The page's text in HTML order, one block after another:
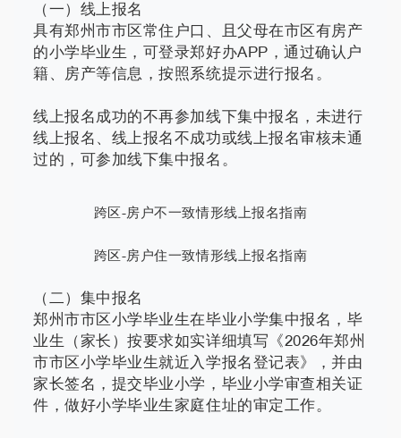
（一）线上报名
具有郑州市市区常住户口、且父母在市区有房产
的小学毕业生，可登录郑好办APP，通过确认户
籍、房产等信息，按照系统提示进行报名。
线上报名成功的不再参加线下集中报名，未进行
线上报名、线上报名不成功或线上报名审核未通
过的，可参加线下集中报名。
跨区-房户不一致情形线上报名指南
跨区-房户住一致情形线上报名指南
（二）集中报名
郑州市市区小学毕业生在毕业小学集中报名，毕
业生（家长）按要求如实详细填写《2026年郑州
市市区小学毕业生就近入学报名登记表》，并由
家长签名，提交毕业小学，毕业小学审查相关证
件，做好小学毕业生家庭住址的审定工作。